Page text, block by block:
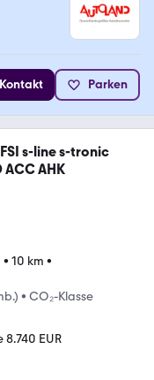
Kontakt Parken
s-line s-tronic
ACC AHK
• 10 km •
• CO₂-Klasse
8.740 EUR